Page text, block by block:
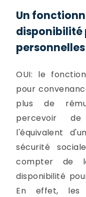
Un
disponibilité
OUI: le
pour
plus de
percevoir
l'équivalent
sécurité
compter de
disponibilité
En effet, les